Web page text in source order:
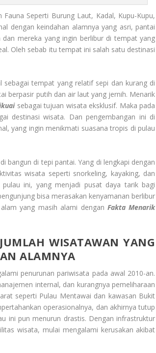
Seperti Burung Laut, Kadal, Kupu-Kupu,
dengan keindahan alamnya yang asri, pantai
mereka yang ingin berlibur di tempat yang
Oleh sebab itu tempat ini salah satu destinasi
tempat yang relatif sepi dan kurang di
berpasir putih dan air laut yang jernih. Menarik
sebagai tujuan wisata eksklusif. Maka pada
destinasi wisata. Dan pengembangan ini di
yang ingin menikmati suasana tropis di pulau
bangun di tepi pantai. Yang di lengkapi dengan
wisata seperti snorkeling, kayaking, dan
ini, yang menjadi pusat daya tarik bagi
bisa merasakan kenyamanan berlibur
yang masih alami dengan Fakta Menarik
WISATAWAN YANG
ALAMNYA
penurunan pariwisata pada awal 2010-an.
internal, dan kurangnya pemeliharaan
seperti Pulau Mentawai dan kawasan Bukit
operasionalnya, dan akhirnya tutup
ini pun menurun drastis. Dengan infrastruktur
wisata, mulai mengalami kerusakan akibat